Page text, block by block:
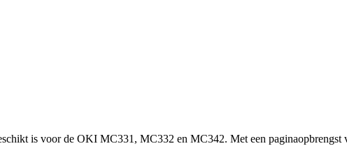
is voor de OKI MC331, MC332 en MC342. Met een paginaopbrengst